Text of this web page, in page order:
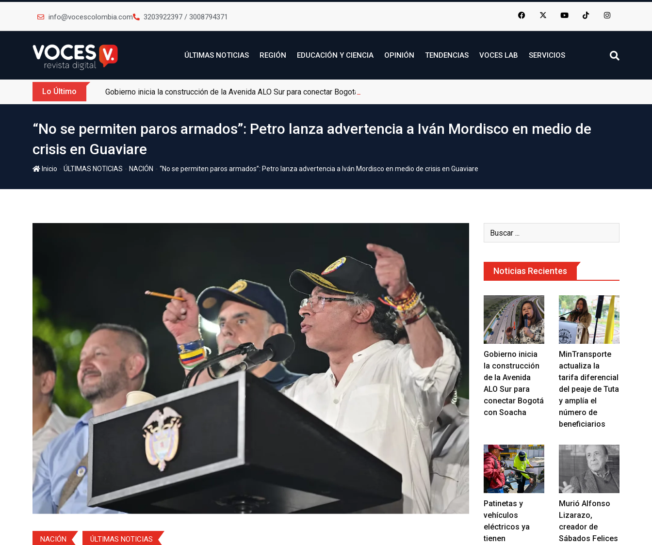
info@vocescolombia.com 3203922397 / 3008794371
ÚLTIMAS NOTICIAS REGIÓN EDUCACIÓN Y CIENCIA OPINIÓN TENDENCIAS VOCES LAB SERVICIOS
Lo Último Gobierno inicia la construcción de la Avenida ALO Sur para conectar Bogotá con Soacha
“No se permiten paros armados”: Petro lanza advertencia a Iván Mordisco en medio de
crisis en Guaviare
Inicio - ÚLTIMAS NOTICIAS - NACIÓN - “No se permiten paros armados”: Petro lanza advertencia a Iván Mordisco en medio de crisis en Guaviare
NACIÓN ÚLTIMAS NOTICIAS
Noticias Recientes
Gobierno inicia
la construcción
de la Avenida
ALO Sur para
conectar Bogotá
con Soacha
MinTransporte
actualiza la
tarifa diferencial
del peaje de Tuta
y amplía el
número de
beneficiarios
Patinetas y
vehículos
eléctricos ya
tienen
Murió Alfonso
Lizarazo,
creador de
Sábados Felices